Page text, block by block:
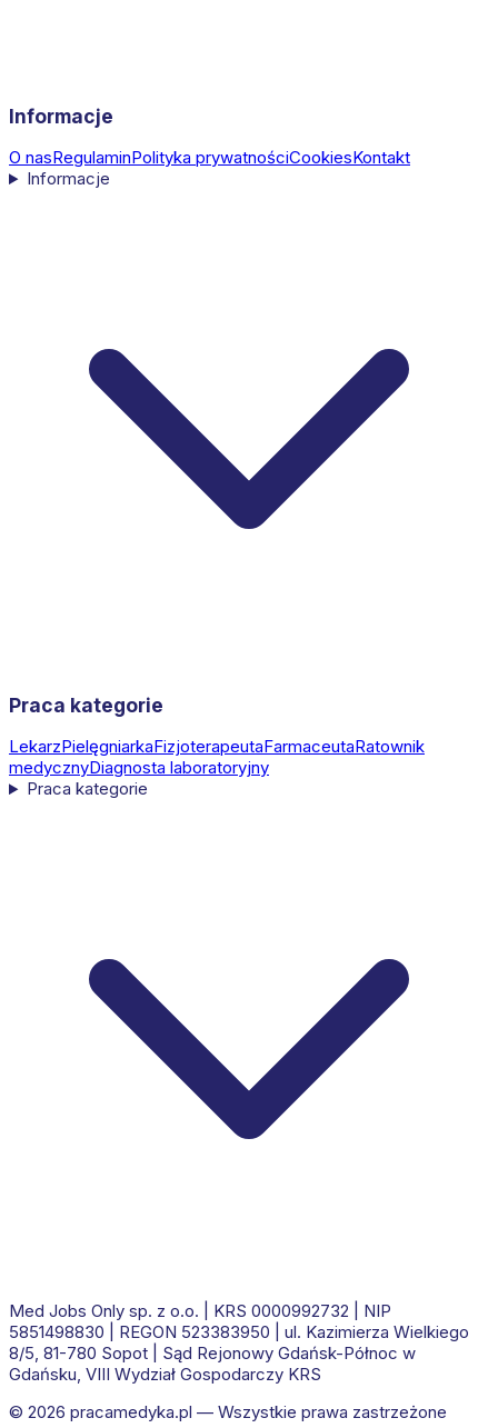
Informacje
O nasRegulaminPolityka prywatnościCookiesKontakt
Informacje
Praca kategorie
LekarzPielęgniarkaFizjoterapeutaFarmaceutaRatownik
medycznyDiagnosta laboratoryjny
Praca kategorie
Med Jobs Only sp. z o.o. | KRS 0000992732 | NIP
5851498830 | REGON 523383950
ul. Kazimierza Wielkiego
8/5, 81-780 Sopot
Sąd Rejonowy Gdańsk-Północ w
Gdańsku, VIII Wydział Gospodarczy KRS
© 2026 pracamedyka.pl — Wszystkie prawa zastrzeżone